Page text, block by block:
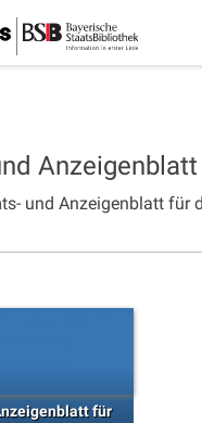
und Anzeigenblatt für
für